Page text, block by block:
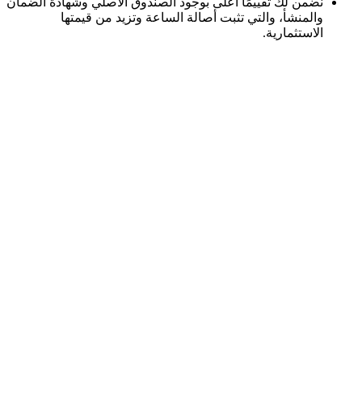
والمنشأ، والتي تثبت أصالة الساعة وتزيد من قيمتها
الاستثمارية.